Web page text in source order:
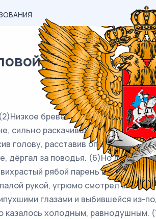
материал
бревенчатое здание
сильно раскачивал голые сучья
расставив оплывшие ноги,
дёргал за поводья. (6)Но лошадь
рябой парень в кожаном
рукой, угрюмо смотрел в землю.
глазами и выбившейся из-
холодным, равнодушным.